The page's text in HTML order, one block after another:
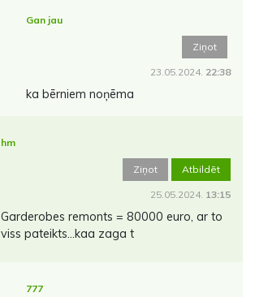
Gan jau
Ziņot
23.05.2024. 22:38
ka bērniem noņēma
hm
Ziņot Atbildēt
25.05.2024. 13:15
Garderobes remonts = 80000 euro, ar to
viss pateikts...kaa zaga t
777